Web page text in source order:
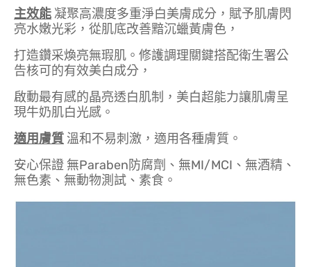
主效能 凝聚高濃度多重淨白美膚成分，賦予肌膚閃
亮水嫩光彩，從肌底改善黯沉蠟黃膚色，
打造鑽采煥亮無瑕肌。修護調理關鍵搭配衛生署公
告核可的有效美白成分，
啟動最有感的晶亮透白肌制，美白超能力讓肌膚呈
現牛奶肌白光感。
適用膚質 溫和不易刺激，適用各種膚質。
安心保證 無Paraben防腐劑、無MI/MCI、無酒精、
無色素、無動物測試、素食。